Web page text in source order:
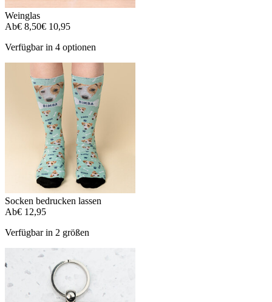
Weinglas
Ab€ 8,50€ 10,95
Verfügbar in 4 optionen
Socken bedrucken lassen
Ab€ 12,95
Verfügbar in 2 größen